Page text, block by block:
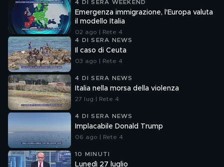
4 DI SERA WEEKEND
Emergenza immigrazione, l'Europa valuta
il modello Italia
02 ago | Rete 4
4 DI SERA NEWS
Il caso di Ceuta
03 ago | Rete 4
4 DI SERA NEWS
Italia nella morsa della violenza
27 lug | Rete 4
4 DI SERA NEWS
Implacabile Donald Trump
06 ago | Rete 4
10 MINUTI
Lunedì 27 luglio